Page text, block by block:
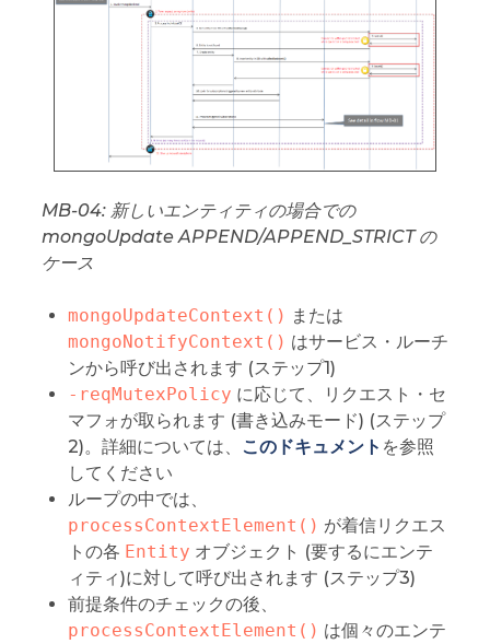
MB-04: 新しいエンティティの場合での
mongoUpdate APPEND/APPEND_STRICT の
ケース
mongoUpdateContext() または
mongoNotifyContext() はサービス・ルーチ
ンから呼び出されます (ステップ1)
-reqMutexPolicy に応じて、リクエスト・セ
マフォが取られます (書き込みモード) (ステップ
2)。詳細については、
このドキュメント を参照
してください
ループの中では、
processContextElement() が着信リクエス
トの各 Entity オブジェクト (要するにエンテ
ィティ)に対して呼び出されます (ステップ3)
前提条件のチェックの後、
processContextElement() は個々のエンテ